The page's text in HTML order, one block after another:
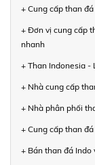
+ Cung cấp than
+ Đơn vị cung cấp
nhanh
+ Than Indonesia -
+ Nhà cung cấp
+ Nhà phân phối
+ Cung cấp than
+ Bán than đá Indo